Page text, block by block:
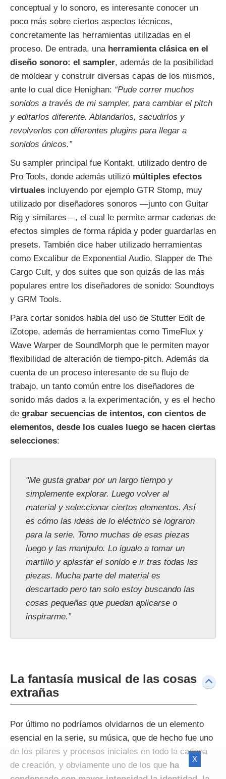
conceptual y lo sonoro, es interesante conocer un
poco más sobre ciertos aspectos técnicos,
concretamente las herramientas utilizadas en el
proceso. De entrada, una herramienta clásica en el
diseño sonoro: el sampler, además de la posibilidad
de moldear y construir diversas capas de los mismos,
ante lo cual dice Henighan: “Pude correr muchos
sonidos a través de mi sampler, para cambiar el pitch
y editarlos diferente. Ablandarlos, sacudirlos y
revolverlos con diferentes plugins para llegar a
sonidos únicos.”
Su sampler principal fue Kontakt, utilizado dentro de
Pro Tools, donde además utilizó múltiples efectos
virtuales incluyendo por ejemplo GTR Stomp, muy
utilizado por diseñadores sonoros —junto con Guitar
Rig y similares—, el cual le permite armar cadenas de
efectos simples de forma rápida y poder guardarlas en
presets. También dice haber utilizado herramientas
como Excalibur de Exponential Audio, Slapper de The
Cargo Cult, y dos suites que son quizás de las más
populares entre los diseñadores de sonido: Soundtoys
y GRM Tools.
Para cortar sonidos habla del uso de Stutter Edit de
iZotope, además de herramientas como TimeFlux y
Wave Warper de SoundMorph que le permiten mayor
flexibilidad de alteración de tiempo-pitch. Además da
cuenta de un proceso interesante de su flujo de
trabajo, un tanto común entre los diseñadores de
sonido más dados a la experimentación, y es el hecho
de grabar secuencias de intentos, con cientos de
elementos, desde los cuales luego se hacen ciertas
selecciones:
"Me gusta grabar por un largo tiempo y
simplemente explorar. Luego volver al
material y seleccionar ciertos elementos. Así
es cómo las ideas de lo eléctrico se lograron
para la serie. Tomo muchas de esas piezas
luego y las manipulo. Lo igualo a tomar un
martillo y aplastar el sonido e ir tras todas las
piezas. Mucha parte del material es
descartado pero tan solo estoy buscando las
cosas pequeñas que puedan aplicarse o
inspirarme.”
La fantasía musical de las cosas
extrañas
Por último no podríamos olvidarnos de un elemento
esencial en la serie, su música, que de hecho fue uno
de los pilares y procesos iniciales en todo la cadena
de creación, y obviamente uno de los que ha
X